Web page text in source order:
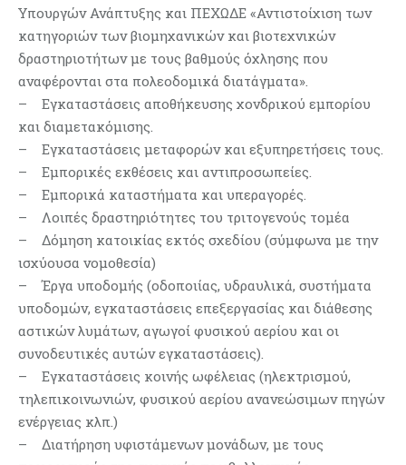
Υπουργών Ανάπτυξης και ΠΕΧΩΔΕ «Αντιστοίχιση των
κατηγοριών των βιομηχανικών και βιοτεχνικών
δραστηριοτήτων με τους βαθμούς όχλησης που
αναφέρονται στα πολεοδομικά διατάγματα».
– Εγκαταστάσεις αποθήκευσης χονδρικού εμπορίου
και διαμετακόμισης.
– Εγκαταστάσεις μεταφορών και εξυπηρετήσεις τους.
– Εμπορικές εκθέσεις και αντιπροσωπείες.
– Εμπορικά καταστήματα και υπεραγορές.
– Λοιπές δραστηριότητες του τριτογενούς τομέα
– Δόμηση κατοικίας εκτός σχεδίου (σύμφωνα με την
ισχύουσα νομοθεσία)
– Έργα υποδομής (οδοποιίας, υδραυλικά, συστήματα
υποδομών, εγκαταστάσεις επεξεργασίας και διάθεσης
αστικών λυμάτων, αγωγοί φυσικού αερίου και οι
συνοδευτικές αυτών εγκαταστάσεις).
– Εγκαταστάσεις κοινής ωφέλειας (ηλεκτρισμού,
τηλεπικοινωνιών, φυσικού αερίου ανανεώσιμων πηγών
ενέργειας κλπ.)
– Διατήρηση υφιστάμενων μονάδων, με τους